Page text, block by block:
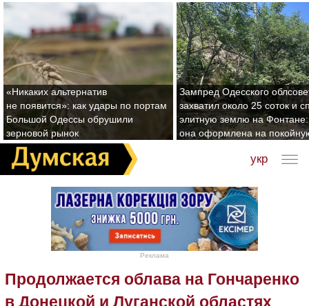
«Никаких альтернатив
не появится»: как удары по портам
Большой Одессы обрушили
зерновой рынок
Зампред Одесского
захватил около 25 соток и
элитную землю на Фонтане:
она оформлена на
укр
Реклама
Продолжается облава на Гончаренко
в Донецкой и Луганской областях